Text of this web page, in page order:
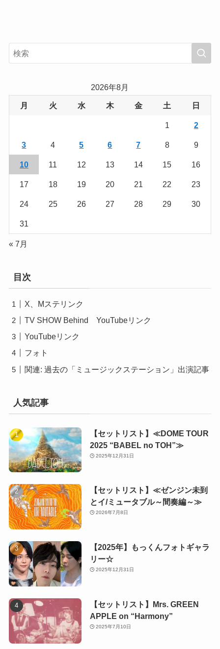
2026年8月
月 火 水 木 金 土 日
1 2
3 4 5 6 7 8 9
10 11 12 13 14 15 16
17 18 19 20 21 22 23
24 25 26 27 28 29 30
31
« 7月
目次
X、Mステリンク
TV SHOW Behind YouTubeリンク
YouTubeリンク
フォト
関連: 過去の「ミュージックステーション」出演記事
人気記事
【セットリスト】≪DOME TOUR
2025 “BABEL no TOH”≫
2025年12月31日
【セットリスト】≪ゼンジン未到
とイ/ミュータブル～間奏編～≫
2026年7月8日
【2025年】もっくんフォトギャラ
リー☆
2025年12月31日
【セットリスト】Mrs. GREEN
APPLE on “Harmony”
2025年7月10日